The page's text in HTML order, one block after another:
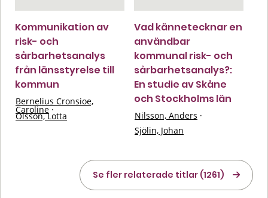
Kommunikation av
risk- och
sårbarhetsanalys
från länsstyrelse till
kommun
Bernelius Cronsioe,
Caroline ·
Olsson, Lotta
Vad kännetecknar en
användbar
kommunal risk- och
sårbarhetsanalys?:
En studie av Skåne
och Stockholms län
Nilsson, Anders ·
Sjölin, Johan
Se fler relaterade titlar (1261)